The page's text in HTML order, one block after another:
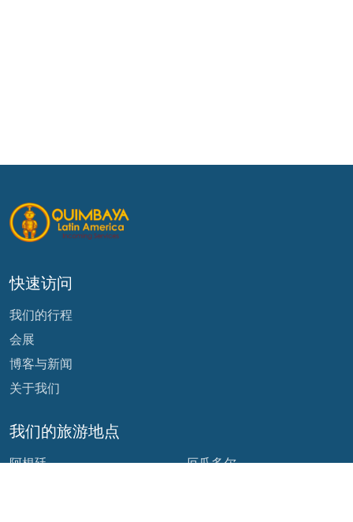
我们的旅游地点
阿根廷
厄瓜多尔
快速访问
我们的行程
会展
博客与新闻
关于我们